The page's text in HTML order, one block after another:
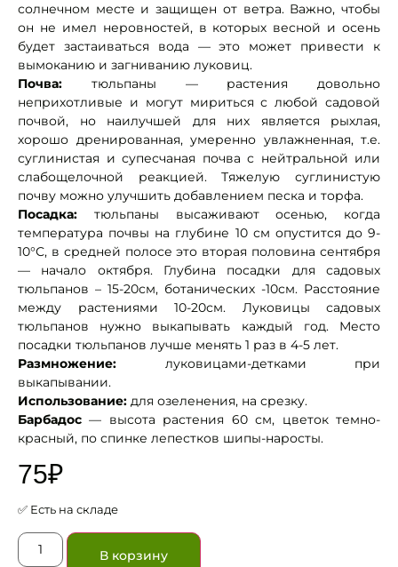
солнечном месте и защищен от ветра. Важно, чтобы
он не имел неровностей, в которых весной и осень
будет застаиваться вода — это может привести к
вымоканию и загниванию луковиц.
Почва: тюльпаны — растения довольно
неприхотливые и могут мириться с любой садовой
почвой, но наилучшей для них является рыхлая,
хорошо дренированная, умеренно увлажненная, т.е.
суглинистая и супесчаная почва с нейтральной или
слабощелочной реакцией. Тяжелую суглинистую
почву можно улучшить добавлением песка и торфа.
Посадка: тюльпаны высаживают осенью, когда
температура почвы на глубине 10 см опустится до 9-
10°С, в средней полосе это вторая половина сентября
— начало октября. Глубина посадки для садовых
тюльпанов – 15-20см, ботанических -10см. Расстояние
между растениями 10-20см. Луковицы садовых
тюльпанов нужно выкапывать каждый год. Место
посадки тюльпанов лучше менять 1 раз в 4-5 лет.
Размножение: луковицами-детками при
выкапывании.
Использование: для озеленения, на срезку.
Барбадос — высота растения 60 см, цветок темно-
красный, по спинке лепестков шипы-наросты.
75₽
✅ Есть на складе
В корзину